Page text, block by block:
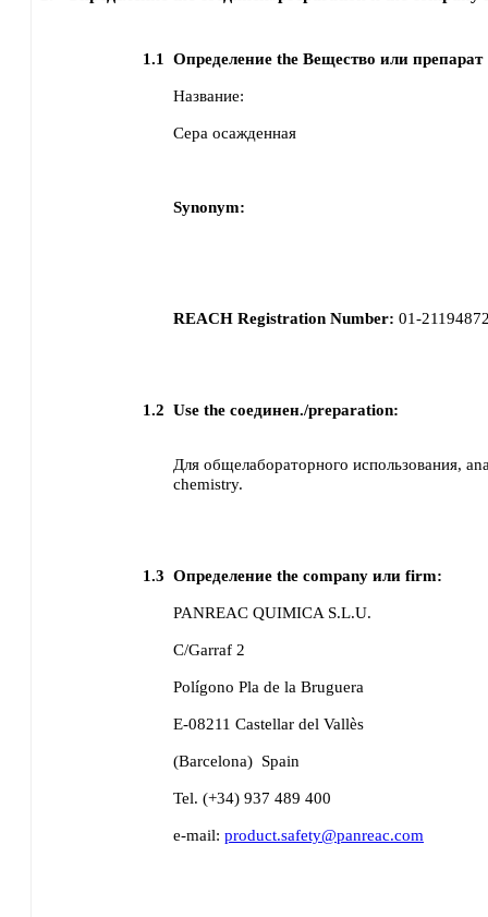
1.1 Определение the Вещество или препарат
Название:
Сера осажденная
Synonym:
REACH Registration Number: 01-
1.2 Use the соединен./preparation:
Для общелабораторного использования,
chemistry.
1.3 Определение the company или firm:
PANREAC QUIMICA S.L.U.
C/Garraf 2
Polígono Pla de la Bruguera
E-08211 Castellar del Vallès
(Barcelona) Spain
Tel. (+34) 937 489 400
e-mail:product.safety@panreac.com